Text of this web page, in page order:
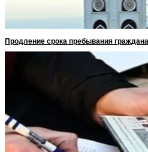
Продление срока пребывания